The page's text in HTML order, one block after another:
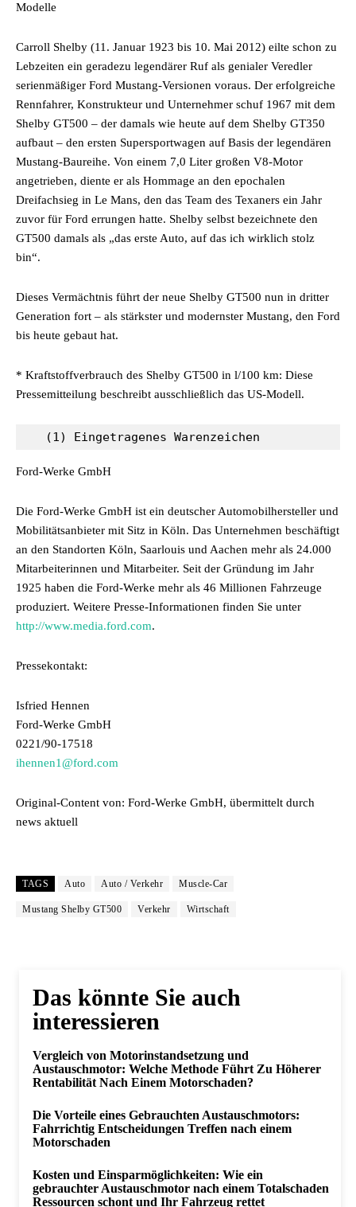
Modelle
Carroll Shelby (11. Januar 1923 bis 10. Mai 2012) eilte schon zu
Lebzeiten ein geradezu legendärer Ruf als genialer Veredler
serienmäßiger Ford Mustang-Versionen voraus. Der erfolgreiche
Rennfahrer, Konstrukteur und Unternehmer schuf 1967 mit dem
Shelby GT500 – der damals wie heute auf dem Shelby GT350
aufbaut – den ersten Supersportwagen auf Basis der legendären
Mustang-Baureihe. Von einem 7,0 Liter großen V8-Motor
angetrieben, diente er als Hommage an den epochalen
Dreifachsieg in Le Mans, den das Team des Texaners ein Jahr
zuvor für Ford errungen hatte. Shelby selbst bezeichnete den
GT500 damals als „das erste Auto, auf das ich wirklich stolz
bin“.
Dieses Vermächtnis führt der neue Shelby GT500 nun in dritter
Generation fort – als stärkster und modernster Mustang, den Ford
bis heute gebaut hat.
* Kraftstoffverbrauch des Shelby GT500 in l/100 km: Diese
Pressemitteilung beschreibt ausschließlich das US-Modell.
   (1) Eingetragenes Warenzeichen
Ford-Werke GmbH
Die Ford-Werke GmbH ist ein deutscher Automobilhersteller und
Mobilitätsanbieter mit Sitz in Köln. Das Unternehmen beschäftigt
an den Standorten Köln, Saarlouis und Aachen mehr als 24.000
Mitarbeiterinnen und Mitarbeiter. Seit der Gründung im Jahr
1925 haben die Ford-Werke mehr als 46 Millionen Fahrzeuge
produziert. Weitere Presse-Informationen finden Sie unter
http://www.media.ford.com.
Pressekontakt:
Isfried Hennen
Ford-Werke GmbH
0221/90-17518
ihennen1@ford.com
Original-Content von: Ford-Werke GmbH, übermittelt durch
news aktuell
TAGS Auto Auto / Verkehr Muscle-Car
Mustang Shelby GT500 Verkehr Wirtschaft
Das könnte Sie auch
interessieren
Vergleich von Motorinstandsetzung und
Austauschmotor: Welche Methode Führt Zu Höherer
Rentabilität Nach Einem Motorschaden?
Die Vorteile eines Gebrauchten Austauschmotors:
Fahrrichtig Entscheidungen Treffen nach einem
Motorschaden
Kosten und Einsparmöglichkeiten: Wie ein
gebrauchter Austauschmotor nach einem Totalschaden
Ressourcen schont und Ihr Fahrzeug rettet